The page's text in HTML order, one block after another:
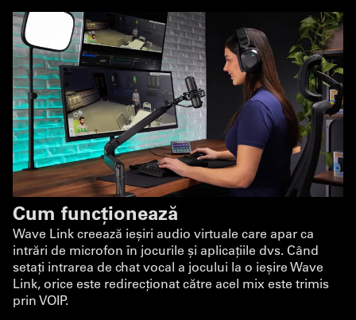
Cum funcționează
Wave Link creează ieșiri audio virtuale care apar ca
intrări de microfon în jocurile și aplicațiile dvs. Când
setați intrarea de chat vocal a jocului la o ieșire Wave
Link, orice este redirecționat către acel mix este trimis
prin VOIP.